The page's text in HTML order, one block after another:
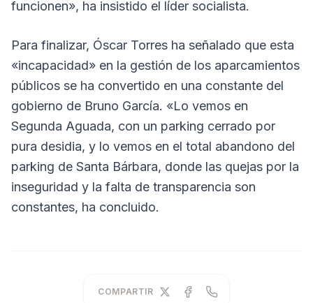
funcionen», ha insistido el líder socialista.
Para finalizar, Óscar Torres ha señalado que esta
«incapacidad» en la gestión de los aparcamientos
públicos se ha convertido en una constante del
gobierno de Bruno García. «Lo vemos en
Segunda Aguada, con un parking cerrado por
pura desidia, y lo vemos en el total abandono del
parking de Santa Bárbara, donde las quejas por la
inseguridad y la falta de transparencia son
constantes, ha concluido.
COMPARTIR